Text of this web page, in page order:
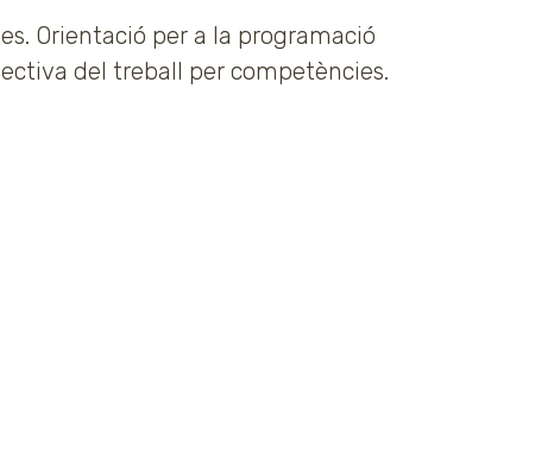
Orientació per a la programació
del treball per competències.